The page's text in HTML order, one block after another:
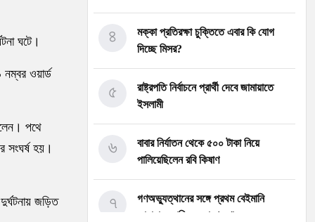
ঘটে।
ওয়ার্ড
পথে
সংঘর্ষ হয়।
জড়িত
মক্কা প্রতিরক্ষা চুক্তিতে এবার কি যোগ
দিচ্ছে মিসর?
৪
রাষ্ট্রপতি নির্বাচনে প্রার্থী দেবে জামায়াতে
ইসলামী
৫
বাবার নির্যাতন থেকে ৫০০ টাকা নিয়ে
পালিয়েছিলেন রবি কিষাণ
৬
গণঅভ্যুত্থানের সঙ্গে প্রথম বেইমানি
জামায়াত আমিরের: রাশেদ খান
৭